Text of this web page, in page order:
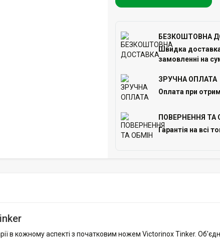
БЕЗКОШТОВНА
Швидка
замовленні на
ЗРУЧНА ОПЛАТА
Оплата при
ПОВЕРНЕННЯ ТА
Гарантія на всі
в кожному аспекті з початковим ножем Victorinox Tinker.